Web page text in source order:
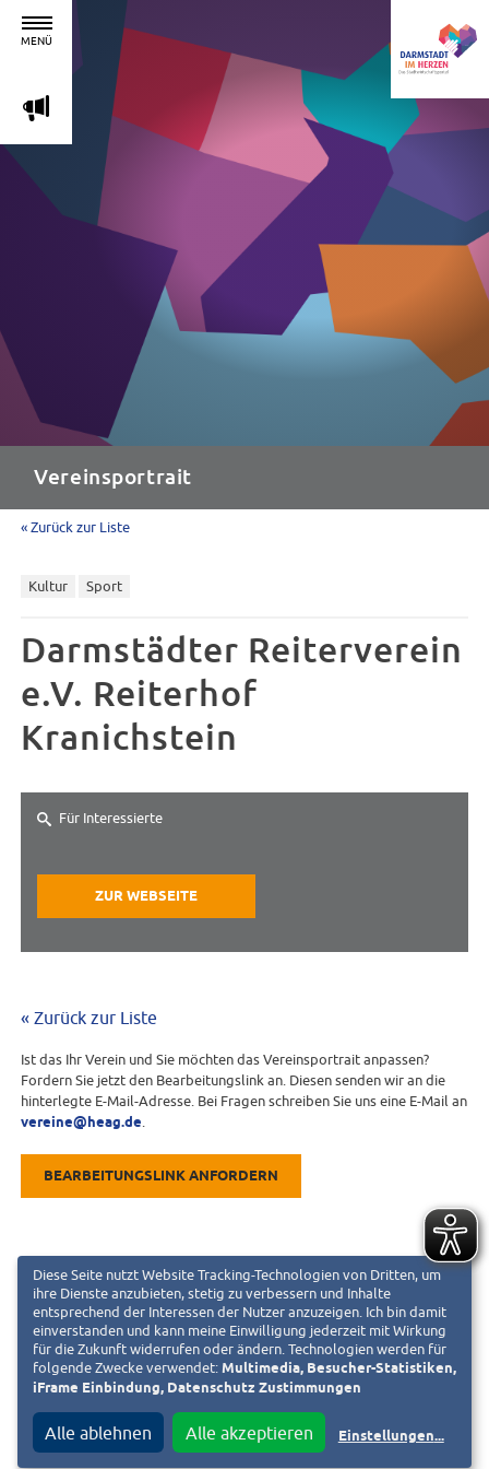
MENÜ
m
Vereinsportrait
« Zurück zur Liste
Kultur Sport
Darmstädter Reiterverein
e.V. Reiterhof
Kranichstein
Für Interessierte
ZUR WEBSEITE
« Zurück zur Liste
Ist das Ihr Verein und Sie möchten das Vereinsportrait anpassen?
Fordern Sie jetzt den Bearbeitungslink an. Diesen senden wir an die
hinterlegte E-Mail-Adresse. Bei Fragen schreiben Sie uns eine E-Mail an
vereine@heag.de
BEARBEITUNGSLINK ANFORDERN
Diese Seite nutzt Website Tracking-Technologien von Dritten, um
ihre Dienste anzubieten, stetig zu verbessern und Inhalte
entsprechend der Interessen der Nutzer anzuzeigen. Ich bin damit
einverstanden und kann meine Einwilligung jederzeit mit Wirkung
für die Zukunft widerrufen oder ändern. Technologien werden für
folgende Zwecke verwendet: Multimedia, Besucher-Statistiken,
iFrame Einbindung, Datenschutz Zustimmungen
Alle ablehnen Alle akzeptieren Einstellungen...